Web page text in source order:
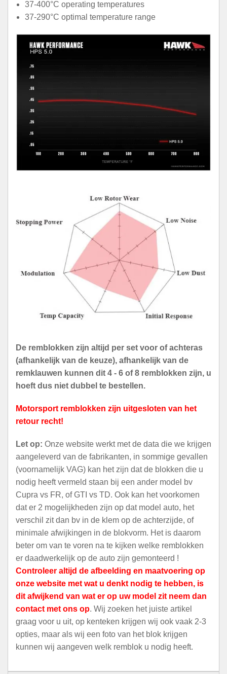
37-400°C operating temperatures
37-290°C optimal temperature range
De remblokken zijn altijd per set voor of achteras
(afhankelijk van de keuze), afhankelijk van de
remklauwen kunnen dit 4 - 6 of 8 remblokken zijn, u
hoeft dus niet dubbel te bestellen.
Motorsport remblokken zijn uitgesloten van het
retour recht!
Let op: Onze website werkt met de data die we krijgen
aangeleverd van de fabrikanten, in sommige gevallen
(voornamelijk VAG) kan het zijn dat de blokken die u
nodig heeft vermeld staan bij een ander model bv
Cupra vs FR, of GTI vs TD. Ook kan het voorkomen
dat er 2 mogelijkheden zijn op dat model auto, het
verschil zit dan bv in de klem op de achterzijde, of
minimale afwijkingen in de blokvorm. Het is daarom
beter om van te voren na te kijken welke remblokken
er daadwerkelijk op de auto zijn gemonteerd !
Controleer altijd de afbeelding en maatvoering op
onze website met wat u denkt nodig te hebben, is
dit afwijkend van wat er op uw model zit neem dan
contact met ons op. Wij zoeken het juiste artikel
graag voor u uit, op kenteken krijgen wij ook vaak 2-3
opties, maar als wij een foto van het blok krijgen
kunnen wij aangeven welk remblok u nodig heeft.